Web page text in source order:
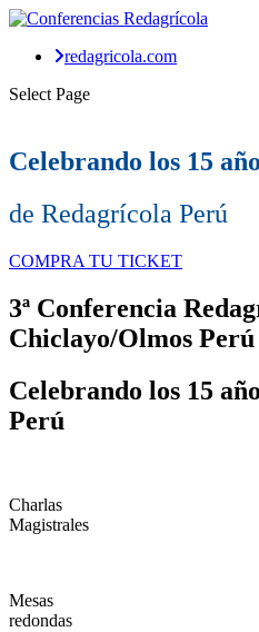
redagricola.com
Select Page
Celebrando los 15
de Redagrícola Perú
COMPRA TU TICKET
3ª Conferencia
Chiclayo/Olmos Perú
Celebrando los 15
Perú
Charlas
Magistrales
Mesas
redondas